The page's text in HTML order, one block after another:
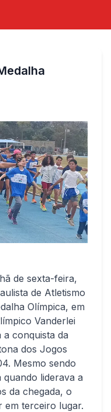
de sexta-feira,
de Atletismo
Olímpica, em
Vanderlei
a conquista da
dos Jogos
Mesmo sendo
liderava a
da chegada, o
em terceiro lugar.